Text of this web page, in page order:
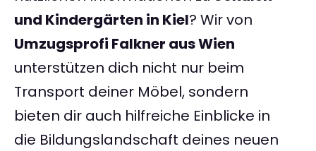
und Kindergärten in Kiel? Wir von
Umzugsprofi Falkner aus Wien
unterstützen dich nicht nur beim
Transport deiner Möbel, sondern
bieten dir auch hilfreiche Einblicke in
die Bildungslandschaft deines neuen